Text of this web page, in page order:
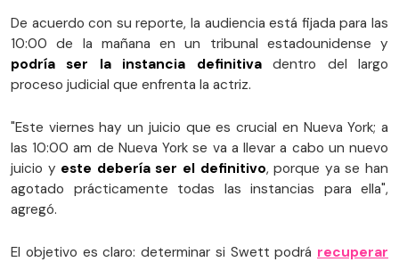
De acuerdo con su reporte, la audiencia está fijada para las
10:00 de la mañana en un tribunal estadounidense y
podría ser la instancia definitivadentro del largo
proceso judicial que enfrenta la actriz.
"Este viernes hay un juicio que es crucial en Nueva York; a
las 10:00 am de Nueva York se va a llevar a cabo un nuevo
juicio y este debería ser el definitivo, porque ya se han
agotado prácticamente todas las instancias para ella",
agregó.
El objetivo es claro: determinar si Swett podrá recuperar